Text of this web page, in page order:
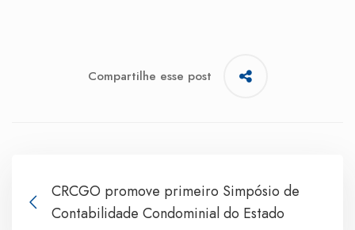
Compartilhe esse post
CRCGO promove primeiro Simpósio de
Contabilidade Condominial do Estado